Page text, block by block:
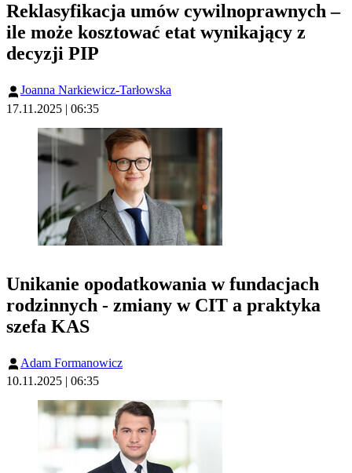
Reklasyfikacja umów cywilnoprawnych –
ile może kosztować etat wynikający z
decyzji PIP
Joanna Narkiewicz-Tarłowska
17.11.2025 | 06:35
Unikanie opodatkowania w fundacjach
rodzinnych - zmiany w CIT a praktyka
szefa KAS
Adam Formanowicz
10.11.2025 | 06:35